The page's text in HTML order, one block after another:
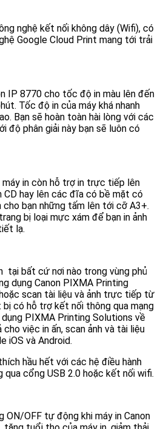
nghệ kết nối không dây (Wifi), có
Google Cloud Print mang tới trải
IP 8770 cho tốc độ in màu lên đến
Tốc độ in của máy khá nhanh
Bạn sẽ hoàn toàn hài lòng với các
độ phân giải này bạn sẽ luôn có
in còn hỗ trợ in trực tiếp lên
CD hay lên các đĩa có bề mặt có
bạn những tấm lên tới cỡ A3+.
bị loại mực xám để bạn in ảnh
lạ.
tại bất cứ nơi nào trong vùng phủ
dụng Canon PIXMA Printing
scan tài liệu và ảnh trực tiếp từ
có hỗ trợ kết nối thông qua mạng
PIXMA Printing Solutions về
việc in ấn, scan ảnh và tài liệu
iOS và Android.
hầu hết với các hệ điều hành
cổng USB 2.0 hoặc kết nối wifi.
ON/OFF tự động khi máy in Canon